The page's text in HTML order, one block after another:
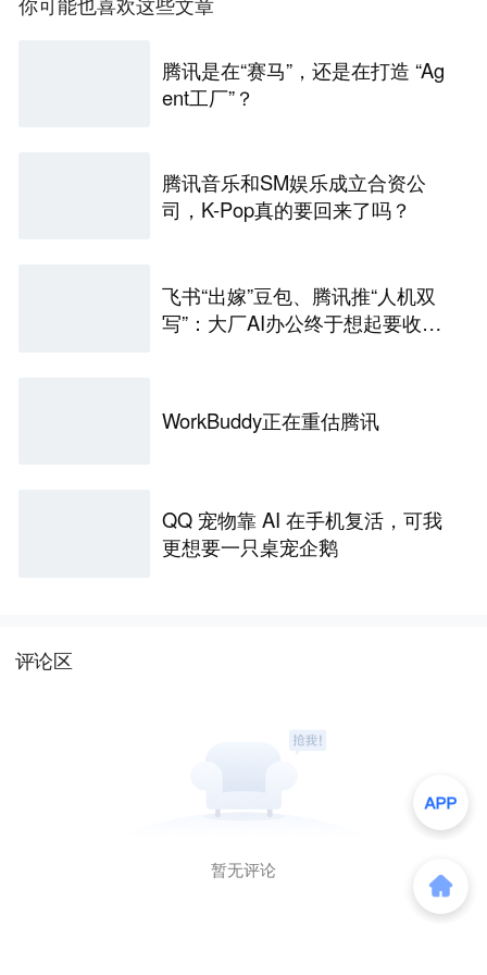
腾讯是在“赛马”，还是在打造 “Ag
ent工厂”？
腾讯音乐和SM娱乐成立合资公
司，K-Pop真的要回来了吗？
飞书“出嫁”豆包、腾讯推“人机双
写”：大厂AI办公终于想起要收费
WorkBuddy正在重估腾讯
QQ 宠物靠 AI 在手机复活，可我
更想要一只桌宠企鹅
评论区
暂无评论